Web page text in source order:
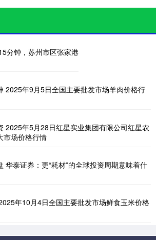
分钟，苏州市区张家港
2025年9月5日全国主要批发市场羊肉价格行
2025年5月28日红星实业集团有限公司红星农
市场价格行情
华泰证券：更“耗材”的全球投资周期意味着什
年10月4日全国主要批发市场鲜食玉米价格